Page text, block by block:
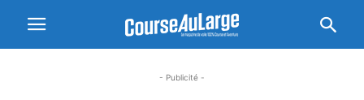
- Publicité -